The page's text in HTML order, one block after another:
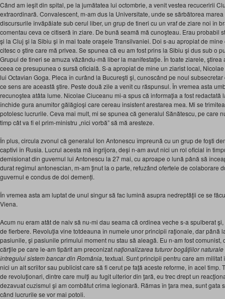
Când am ieşit din spital, pe la jumătatea lui octombrie, a venit vestea recuceririi
extraordinară. Convalescent, m-am dus la Universitate, unde se sărbătorea
discursurile învăpăiate sub cerul liber, un grup de tineri cu un vraf de ziare noi în
comentau ceva ce citiseră în ziare. De bună seamă mă cunoşteau. Erau probabil
şi la Cluj şi la Sibiu şi în mai toate oraşele Transilvaniei. Doi s-au apropiat de
citesc o ştire care mă privea. Se spunea că eu am fost prins la Sibiu şi dus sub o
Grupul de tineri se amuza văzându-mă liber la manifestaţie. În toate ziarele,
ceea ce presupunea o sursă oficială. S-a apropiat de mine un ziarist local,
lui Octavian Goga. Pleca în curând la Bucureşti şi, cunoscând pe noul
ce sens are această ştire. Peste două zile a venit cu răspunsul. În vremea asta
recunoştea atâta lume. Nicolae Ciuceanu mi-a spus că informaţia a fost redactată
închide gura anumitor gălăgioşi care cereau insistent arestarea mea. Mi se
potolesc lucrurile. Ceva mai mult, mi se spunea că generalul Sănătescu, pe care
timp cât va fi el prim-ministru „nici vorbă” să mă aresteze.
În plus, circula zvonul că generalul Ion Antonescu împreună cu un grup de foşti
captivi în Rusia. Lucrul acesta mă îngrijora, deşi n-am avut nici un rol oficial în
demisionat din guvernul lui Antonescu la 27 mai, cu aproape o lună până să
durat regimul antonescian, m-am ţinut la o parte, refuzând ofertele de colaborare
guvernul e condus de doi demenți.
În vremea asta am luptat de unul singur să fac lumină asupra nedreptăţii ce se
Viena.
Acum nu eram atât de naiv să nu-mi dau seama că ordinea veche s-a spulberat
de fierbere. Revoluţia vine totdeauna în numele unor principii raţionale, dar până
pasiunile, şi pasiunile primului moment nu stau să aleagă. Eu n-am fost comunist,
cărţile pe care le-am tipărit am preconizatnaţionalizarea tuturor bogăţiilor
întregului sistem bancar din România, textual. Sunt principii pentru care am
nici un alt scriitor sau publicist care să fi cerut pe faţă aceste reforme, în acel timp.
de revoluţionari, dintre care mulţi au fugit ulterior din ţară, eu trec drept un
dezavuat cuzismul şi am combătut crima legionară. Rămas în ţara mea, sunt gata
când lucrurile se vor mai potoli.